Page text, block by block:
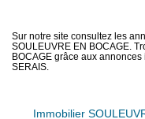
Sur notre site consultez les
SOULEUVRE EN BOCAGE.
BOCAGE grâce aux
SERAIS.
Immobilier